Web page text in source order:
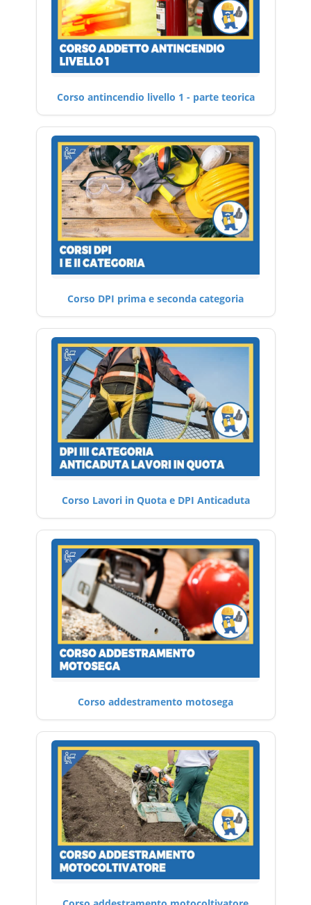
Corso antincendio livello 1 - parte teorica
Corso DPI prima e seconda categoria
Corso Lavori in Quota e DPI Anticaduta
Corso addestramento motosega